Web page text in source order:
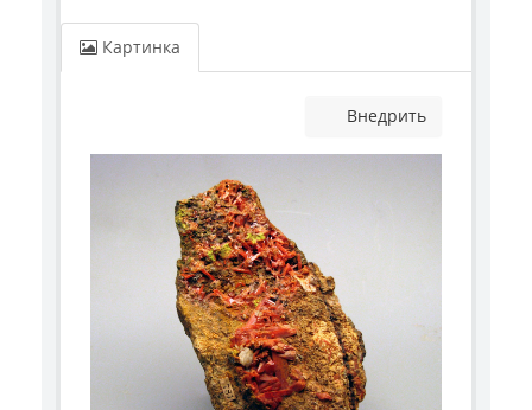
Картинка
Внедрить